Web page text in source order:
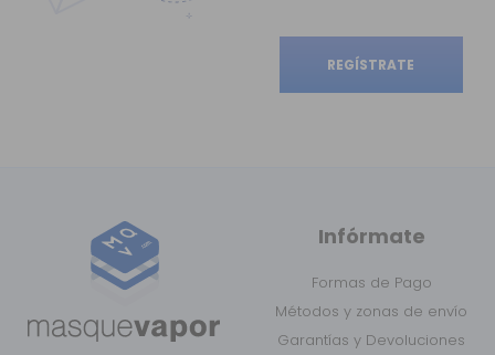
REGÍSTRATE
Infórmate
Formas de Pago
Métodos y zonas de envío
Garantías y Devoluciones